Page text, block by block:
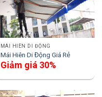
MÁI HIÊN DI ĐỘNG
Mái Hiên Di Động Giá Rẻ
Giảm giá 30%